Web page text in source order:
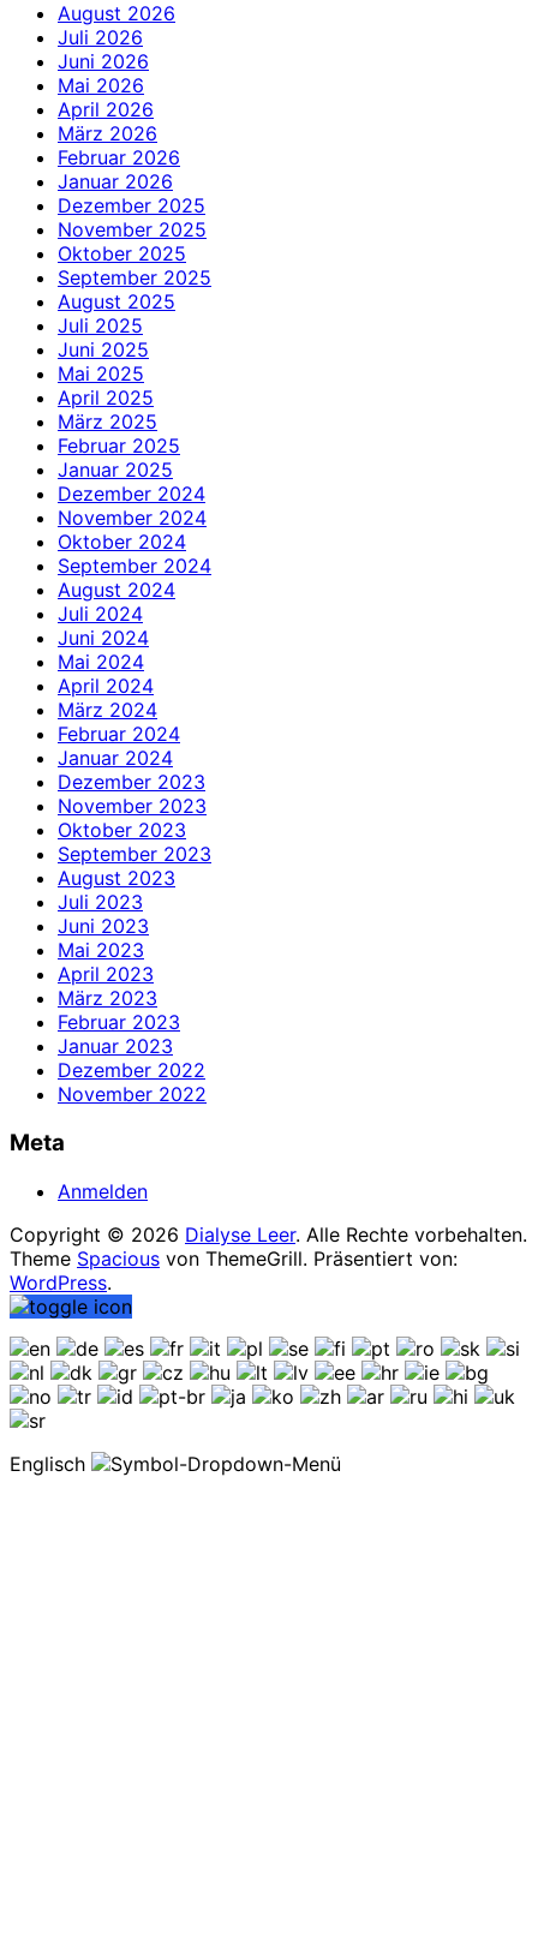
August 2026
Juli 2026
Juni 2026
Mai 2026
April 2026
März 2026
Februar 2026
Januar 2026
Dezember 2025
November 2025
Oktober 2025
September 2025
August 2025
Juli 2025
Juni 2025
Mai 2025
April 2025
März 2025
Februar 2025
Januar 2025
Dezember 2024
November 2024
Oktober 2024
September 2024
August 2024
Juli 2024
Juni 2024
Mai 2024
April 2024
März 2024
Februar 2024
Januar 2024
Dezember 2023
November 2023
Oktober 2023
September 2023
August 2023
Juli 2023
Juni 2023
Mai 2023
April 2023
März 2023
Februar 2023
Januar 2023
Dezember 2022
November 2022
Meta
Anmelden
Copyright © 2026 Dialyse Leer. Alle Rechte vorbehalten.
Theme Spacious von ThemeGrill. Präsentiert von:
WordPress.
Englisch